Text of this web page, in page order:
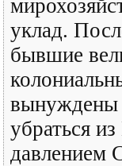
уклад.
бывшие
убраться